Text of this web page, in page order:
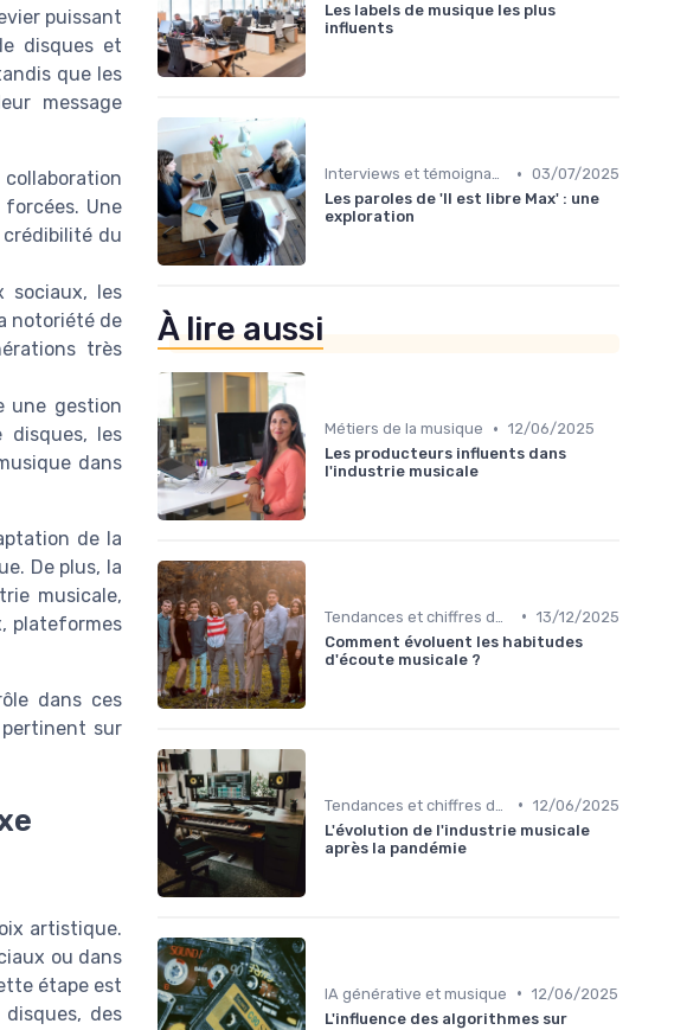
puissant
disques et
que les
message
Une
du
sociaux, les
notoriété de
très
une gestion
disques, les
dans
de la
De plus, la
musicale,
plateformes
dans ces
sur
artistique.
ou dans
étape est
des
Les labels de musique les plus
influents
Interviews et témoignages • 03/07/2025
Les paroles de 'Il est libre Max' : une
exploration
À lire aussi
Métiers de la musique • 12/06/2025
Les producteurs influents dans
l'industrie musicale
• 13/12/2025
Comment évoluent les habitudes
d'écoute musicale ?
• 12/06/2025
L'évolution de l'industrie musicale
après la pandémie
IA générative et musique • 12/06/2025
L'influence des algorithmes sur